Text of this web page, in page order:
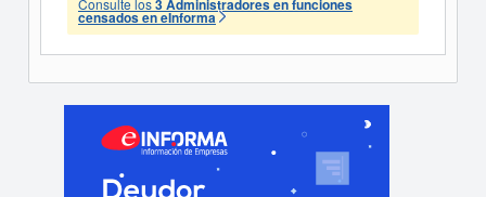
Consulte los3 Administradores en funciones
censados en eInforma